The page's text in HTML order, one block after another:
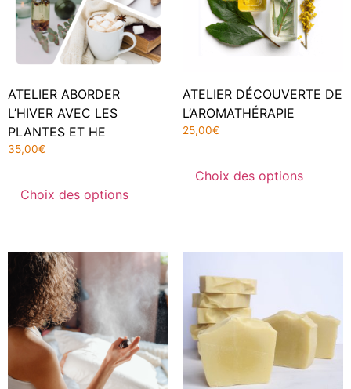
ATELIER ABORDER
L’HIVER AVEC LES
PLANTES ET HE
35,00€
Choix des options
ATELIER DÉCOUVERTE DE
L’AROMATHÉRAPIE
25,00€
Choix des options